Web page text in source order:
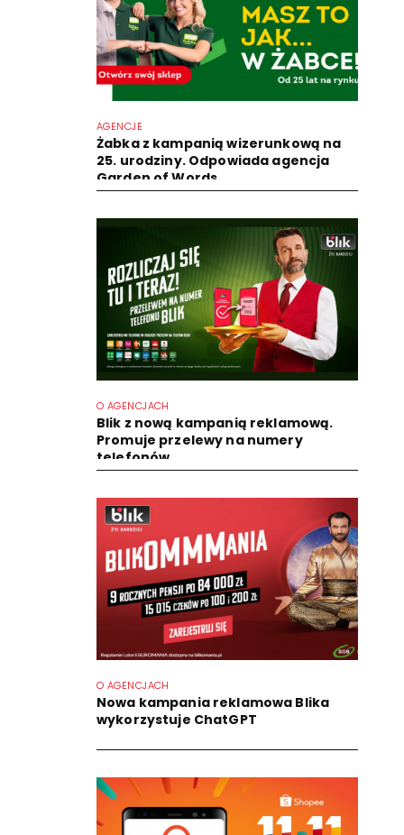
AGENCJE
Żabka z kampanią wizerunkową na
25. urodziny. Odpowiada agencja
Garden of Words
O AGENCJACH
Blik z nową kampanią reklamową.
Promuje przelewy na numery
telefonów
O AGENCJACH
Nowa kampania reklamowa Blika
wykorzystuje ChatGPT